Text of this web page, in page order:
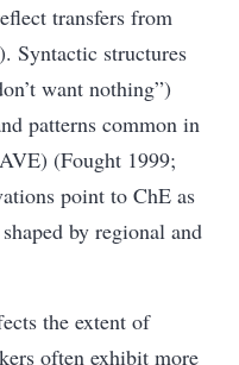
transfers from
Syntactic structures
want nothing”)
patterns common in
(Fought 1999;
point to ChE as
by regional and
the extent of
often exhibit more